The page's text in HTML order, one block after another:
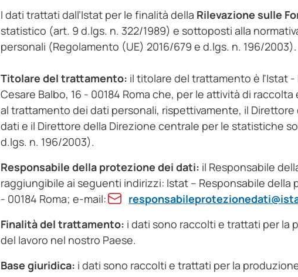
I dati trattati dall’Istat per le finalità della Rilevazione sulle
statistico (art. 9 d.lgs. n. 322/1989) e sottoposti alla
personali (Regolamento (UE) 2016/679 e d.lgs. n. 196/2003).
Titolare del trattamento: il titolare del trattamento è l'Istat
Cesare Balbo, 16 - 00184 Roma che, per le attività di
al trattamento dei dati personali, rispettivamente, il
dati e il Direttore della Direzione centrale per le statistiche
d.lgs. n. 196/2003).
Responsabile della protezione dei dati: il Responsabile
raggiungibile ai seguenti indirizzi: Istat – Responsabile della
- 00184 Roma; e-mail:
Finalità del trattamento: i dati sono raccolti e trattati per la
del lavoro nel nostro Paese.
Base giuridica: i dati sono raccolti e trattati per la